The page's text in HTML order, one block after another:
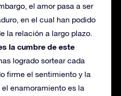
el amor pasa a ser
en el cual han podido
la relación a largo plazo.
la cumbre de este
logrado sortear cada
firme el sentimiento y la
enamoramiento es la